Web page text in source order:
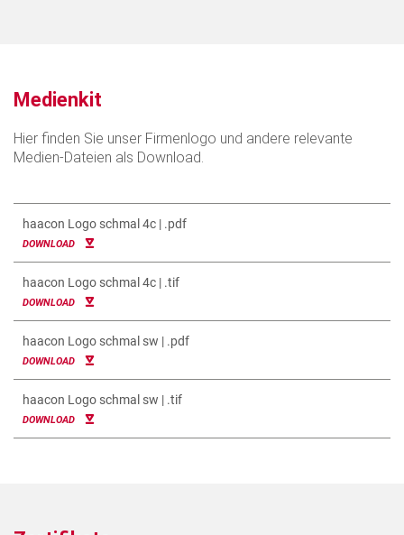
Medienkit
Hier finden Sie unser Firmenlogo und andere relevante
Medien-Dateien als Download.
haacon Logo schmal 4c | .pdf
DOWNLOAD
haacon Logo schmal 4c | .tif
DOWNLOAD
haacon Logo schmal sw | .pdf
DOWNLOAD
haacon Logo schmal sw | .tif
DOWNLOAD